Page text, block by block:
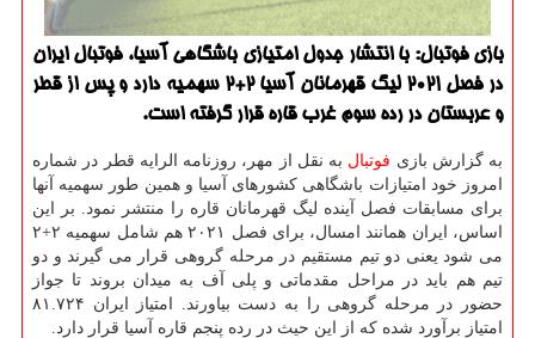
بازی فوتبال: با انتشار جدول امتیازی باشگاهی آسیا، فوتبال ایران
در فصل 2021 لیگ قهرمانان آسیا 2+2 سهمیه دارد و پس از قطر
و عربستان در رده سوم غرب قاره قرار گرفته است.
به گزارش بازی فوتبال به نقل از مهر، روزنامه الرایه قطر در شماره
امروز خود امتیازات باشگاهی کشورهای آسیا و همین طور سهمیه آنها
برای مسابقات فصل آینده لیگ قهرمانان قاره را منتشر نمود. بر این
اساس، ایران همانند امسال، برای فصل ۲۰۲۱ هم شامل سهمیه ۲+۲
می شود یعنی دو تیم مستقیم در مرحله گروهی قرار می گیرند و دو
تیم هم باید در مراحل مقدماتی و پلی آف به میدان بروند تا جواز
حضور در مرحله گروهی را به دست بیاورند. امتیاز ایران ۸۱.۷۲۴
امتیاز برآورد شده که از این حیث در رده پنجم قاره آسیا قرار دارد.